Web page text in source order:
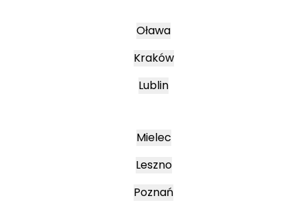
Oława
Kraków
Lublin
Mielec
Leszno
Poznań